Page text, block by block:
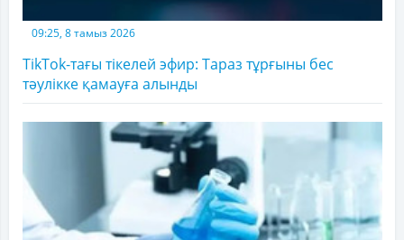
09:25, 8 тамыз 2026
TikTok-тағы тікелей эфир: Тараз тұрғыны бес
тәулікке қамауға алынды